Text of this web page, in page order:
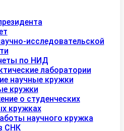
исследовательской
по НИД
лаборатории
научные кружки
кружки
о студенческих
кружках
научного кружка
СНК